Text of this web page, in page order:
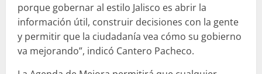
porque gobernar al estilo Jalisco es abrir la
información útil, construir decisiones con la gente
y permitir que la ciudadanía vea cómo su gobierno
va mejorando”, indicó Cantero Pacheco.